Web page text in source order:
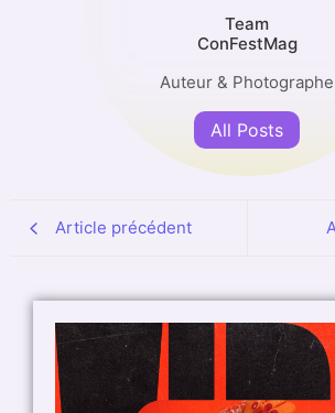
Team
ConFestMag
Auteur & Photographe
All Posts
Article précédent